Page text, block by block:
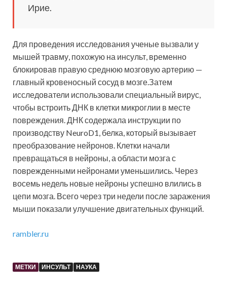
Ирие.
Для проведения исследования ученые вызвали у
мышей травму, похожую на инсульт, временно
блокировав правую среднюю мозговую артерию —
главный кровеносный сосуд в мозге.Затем
исследователи использовали специальный вирус,
чтобы встроить ДНК в клетки микроглии в месте
повреждения. ДНК содержала инструкции по
производству NeuroD1, белка, который вызывает
преобразование нейронов. Клетки начали
превращаться в нейроны, а области мозга с
поврежденными нейронами уменьшились. Через
восемь недель новые нейроны успешно влились в
цепи мозга. Всего через три недели после заражения
мыши показали улучшение двигательных функций.
rambler.ru
МЕТКИ ИНСУЛЬТ НАУКА